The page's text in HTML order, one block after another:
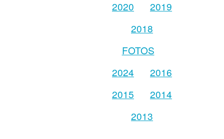
2020
2019
2018
FOTOS
2024
2016
2015
2014
2013